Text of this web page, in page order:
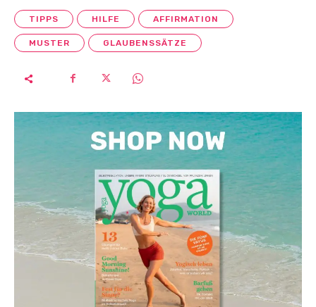
TIPPS HILFE AFFIRMATION
MUSTER GLAUBENSSÄTZE